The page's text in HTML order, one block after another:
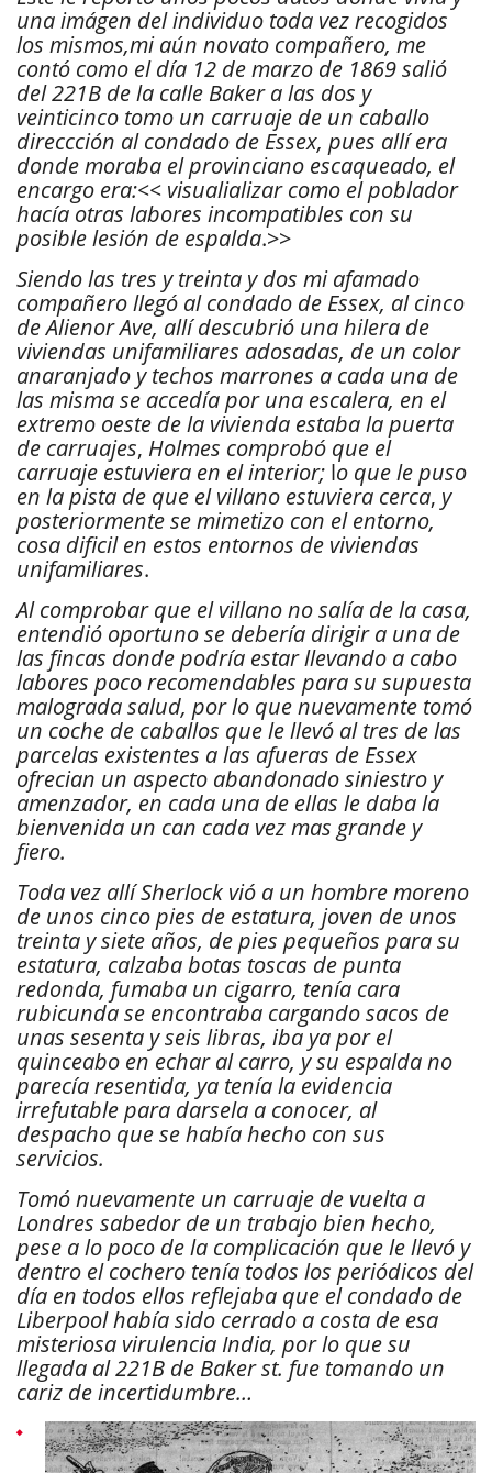
una imágen del individuo toda vez recogidos
los mismos,mi aún novato compañero, me
contó como el día 12 de marzo de 1869 salió
del 221B de la calle Baker a las dos y
veinticinco tomo un carruaje de un caballo
direccción al condado de Essex, pues allí era
donde moraba el provinciano escaqueado, el
encargo era:<< visualializar como el poblador
hacía otras labores incompatibles con su
posible lesión de espalda.>>
Siendo las tres y treinta y dos mi afamado
compañero llegó al condado de Essex, al cinco
de Alienor Ave, allí descubrió una hilera de
viviendas unifamiliares adosadas, de un color
anaranjado y techos marrones a cada una de
las misma se accedía por una escalera, en el
extremo oeste de la vivienda estaba la puerta
de carruajes, Holmes comprobó que el
carruaje estuviera en el interior; lo que le puso
en la pista de que el villano estuviera cerca, y
posteriormente se mimetizo con el entorno,
cosa dificil en estos entornos de viviendas
unifamiliares.
Al comprobar que el villano no salía de la casa,
entendió oportuno se debería dirigir a una de
las fincas donde podría estar llevando a cabo
labores poco recomendables para su supuesta
malograda salud, por lo que nuevamente tomó
un coche de caballos que le llevó al tres de las
parcelas existentes a las afueras de Essex
ofrecian un aspecto abandonado siniestro y
amenzador, en cada una de ellas le daba la
bienvenida un can cada vez mas grande y
fiero.
Toda vez allí Sherlock vió a un hombre moreno
de unos cinco pies de estatura, joven de unos
treinta y siete años, de pies pequeños para su
estatura, calzaba botas toscas de punta
redonda, fumaba un cigarro, tenía cara
rubicunda se encontraba cargando sacos de
unas sesenta y seis libras, iba ya por el
quinceabo en echar al carro, y su espalda no
parecía resentida, ya tenía la evidencia
irrefutable para darsela a conocer, al
despacho que se había hecho con sus
servicios.
Tomó nuevamente un carruaje de vuelta a
Londres sabedor de un trabajo bien hecho,
pese a lo poco de la complicación que le llevó y
dentro el cochero tenía todos los periódicos del
día en todos ellos reflejaba que el condado de
Liberpool había sido cerrado a costa de esa
misteriosa virulencia India, por lo que su
llegada al 221B de Baker st. fue tomando un
cariz de incertidumbre…